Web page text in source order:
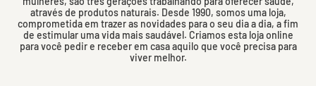
através de produtos naturais. Desde 1990, somos uma loja,
comprometida em trazer as novidades para o seu dia a dia, a fim
de estimular uma vida mais saudável. Criamos esta loja online
para você pedir e receber em casa aquilo que você precisa para
viver melhor.